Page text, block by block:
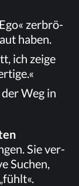
zer­brö­
haben.
ich zei­ge
Weg in
Sie ver­
Su­chen,